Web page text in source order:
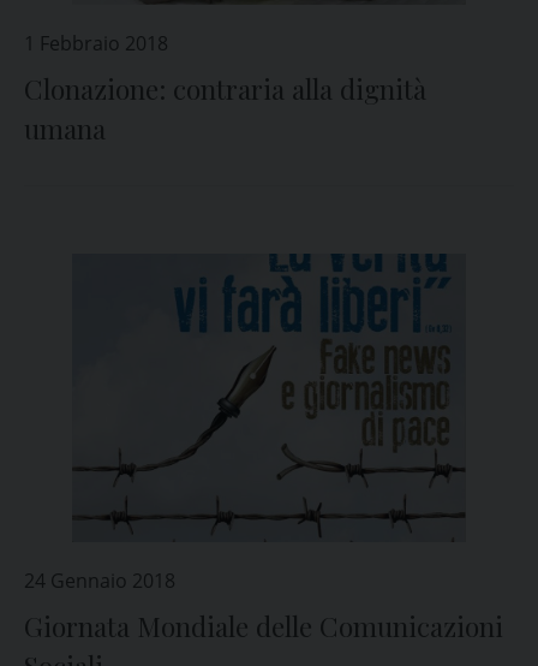
1 Febbraio 2018
Clonazione: contraria alla dignità
umana
24 Gennaio 2018
Giornata Mondiale delle Comunicazioni